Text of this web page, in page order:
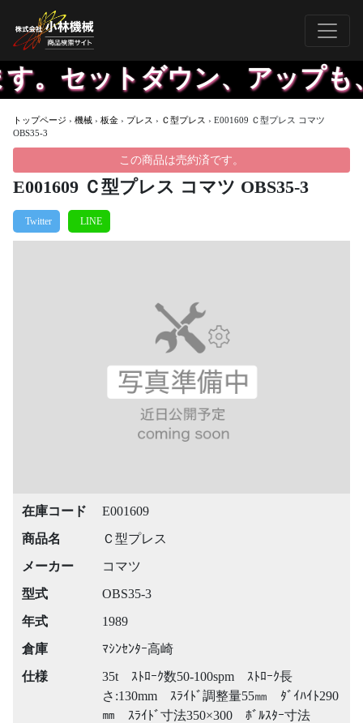
ットダウン、アップも、
トップページ › 機械 › 板金 › プレス › Ｃ型プレス › E001609 Ｃ型プレス コマツ
OBS35-3
この商品は売約済です。
E001609 Ｃ型プレス コマツ OBS35-3
在庫コード
E001609
商品名
Ｃ型プレス
メーカー
コマツ
型式
OBS35-3
年式
1989
倉庫
ﾏｼﾝｾﾝﾀｰ高崎
仕様
35t ｽﾄﾛｰｸ数50-100spm ｽﾄﾛｰｸ長
さ:130mm ｽﾗｲﾄﾞ調整量55㎜ ﾀﾞｲﾊｲﾄ290
㎜ ｽﾗｲﾄﾞ寸法350×300 ﾎﾞﾙｽﾀｰ寸法